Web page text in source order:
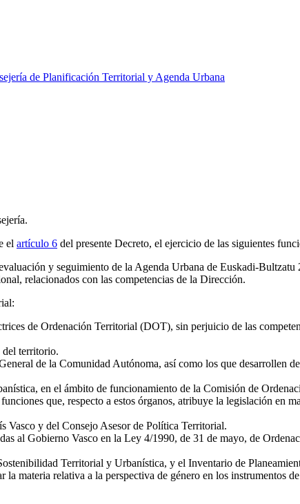
de Planificación Territorial y Agenda Urbana
el artículo 6 del presente Decreto, el ejercicio de las siguientes
y seguimiento de la Agenda Urbana de Euskadi-Bultzatu
relacionados con las competencias de la Dirección.
de Ordenación Territorial (DOT), sin perjuicio de las
del territorio.
de la Comunidad Autónoma, así como los que desarrollen
en el ámbito de funcionamiento de la Comisión de
que, respecto a estos órganos, atribuye la legislación en
Vasco y del Consejo Asesor de Política Territorial.
al Gobierno Vasco en la Ley 4/1990, de 31 de mayo, de
Territorial y Urbanística, y el Inventario de
materia relativa a la perspectiva de género en los instrumentos